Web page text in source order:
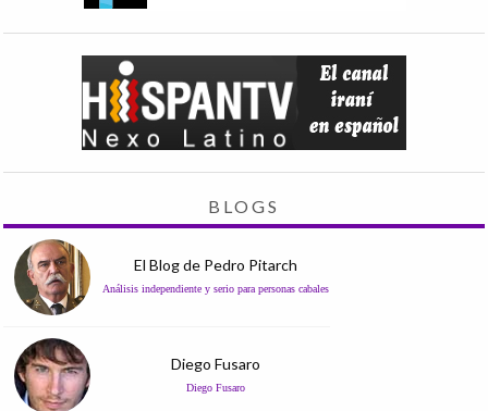
BLOGS
El Blog de Pedro Pitarch
Análisis independiente y serio para personas cabales
Diego Fusaro
Diego Fusaro